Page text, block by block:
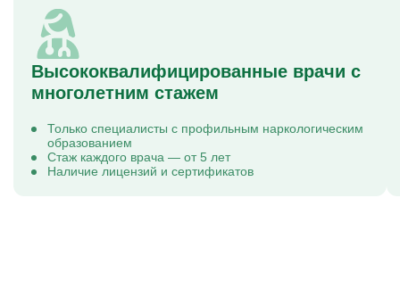
Высококвалифицированные врачи с
многолетним стажем
Только специалисты с профильным наркологическим
образованием
Стаж каждого врача — от 5 лет
Наличие лицензий и сертификатов